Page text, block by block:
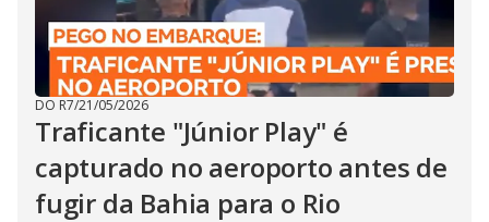
DO R7/21/05/2026
Traficante "Júnior Play" é
capturado no aeroporto antes de
fugir da Bahia para o Rio